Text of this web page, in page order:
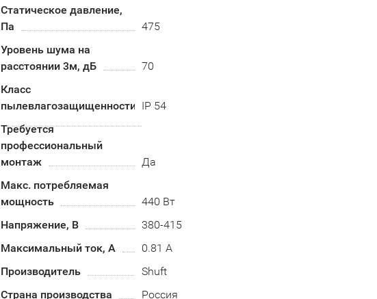
Статическое давление,
Па
475
Уровень шума на
расстоянии 3м, дБ
70
Класс
пылевлагозащищенности IP 54
Требуется
профессиональный
монтаж
Да
Макс. потребляемая
мощность
440 Вт
Напряжение, В
380-415
Максимальный ток, А
0.81 А
Производитель
Shuft
Страна производства
Россия